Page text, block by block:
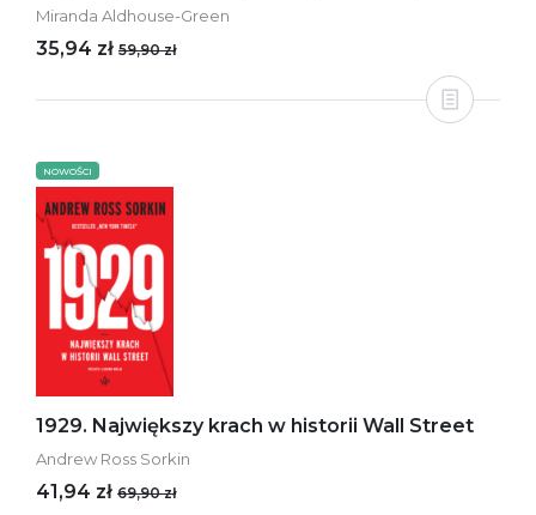
Miranda Aldhouse-Green
35,94 zł 59,90 zł
NOWOŚCI
1929. Największy krach w historii Wall Street
Andrew Ross Sorkin
41,94 zł 69,90 zł